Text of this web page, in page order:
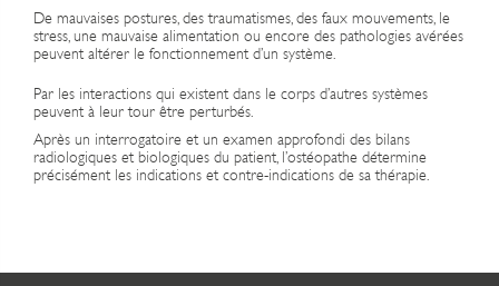
De mauvaises postures, des traumatismes, des faux mouvements, le
stress, une mauvaise alimentation ou encore des pathologies avérées
peuvent altérer le fonctionnement d’un système
Par les interactions qui existent dans le corps d’autres systèmes
peuvent à leur tour être perturbés
Après un interrogatoire et un examen approfondi des bilans
radiologiques et biologiques du patient, l’ostéopathe détermine
précisément les indications et contre-indications de sathérapie.